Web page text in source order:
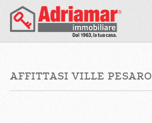
AFFITTASI VILLE PESARO